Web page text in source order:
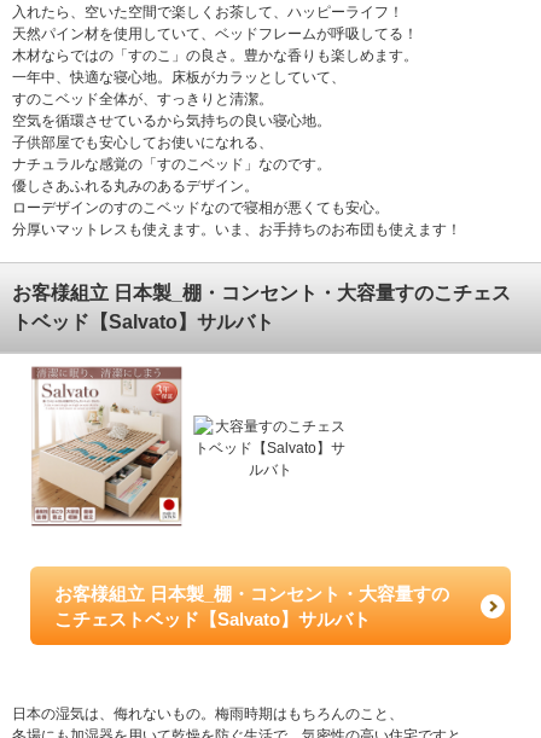
入れたら、空いた空間で楽しくお茶して、ハッピーライフ！
天然パイン材を使用していて、ベッドフレームが呼吸してる！
木材ならではの「すのこ」の良さ。豊かな香りも楽しめます。
一年中、快適な寝心地。床板がカラッとしていて、
すのこベッド全体が、すっきりと清潔。
空気を循環させているから気持ちの良い寝心地。
子供部屋でも安心してお使いになれる、
ナチュラルな感覚の「すのこベッド」なのです。
優しさあふれる丸みのあるデザイン。
ローデザインのすのこベッドなので寝相が悪くても安心。
分厚いマットレスも使えます。いま、お手持ちのお布団も使えます！
お客様組立 日本製_棚・コンセント・大容量すのこチェス
トベッド【Salvato】サルバト
お客様組立 日本製_棚・コンセント・大容量すの
こチェストベッド【Salvato】サルバト
日本の湿気は、侮れないもの。梅雨時期はもちろんのこと、